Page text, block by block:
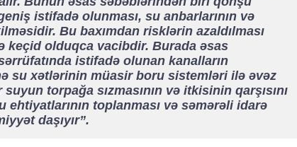
istifadə olunması, su anbarlarının və
Bu baxımdan risklərin azaldılması
keçid olduqca vacibdir. Burada əsas
istifadə olunan kanalların
su xətlərinin müasir boru sistemləri ilə əvəz
torpağa sızmasının və itkisinin qarşısını
ehtiyatlarının toplanması və səmərəli idarə
daşıyır”.